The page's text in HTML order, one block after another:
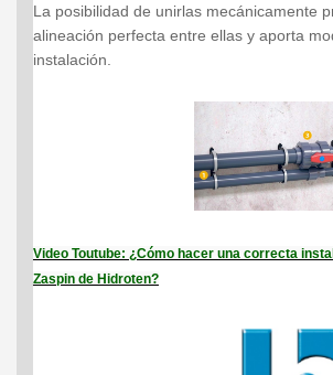
La posibilidad de unirlas mecánicamente
alineación perfecta entre ellas y aporta
instalación.
Video Toutube: ¿Cómo hacer una correcta
Zaspin de Hidroten?